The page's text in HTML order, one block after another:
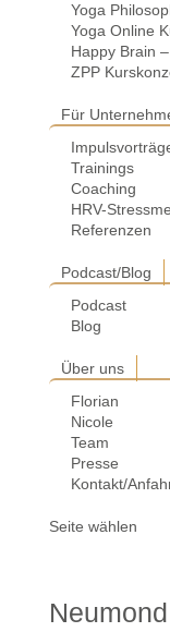
Yoga
Yoga Online
Happy Brain
ZPP
Für
Trainings
Coaching
HRV-
Referenzen
Podcast/Blog
Podcast
Blog
Über uns
Florian
Nicole
Team
Presse
Kontakt/
Seite wählen
Neumond